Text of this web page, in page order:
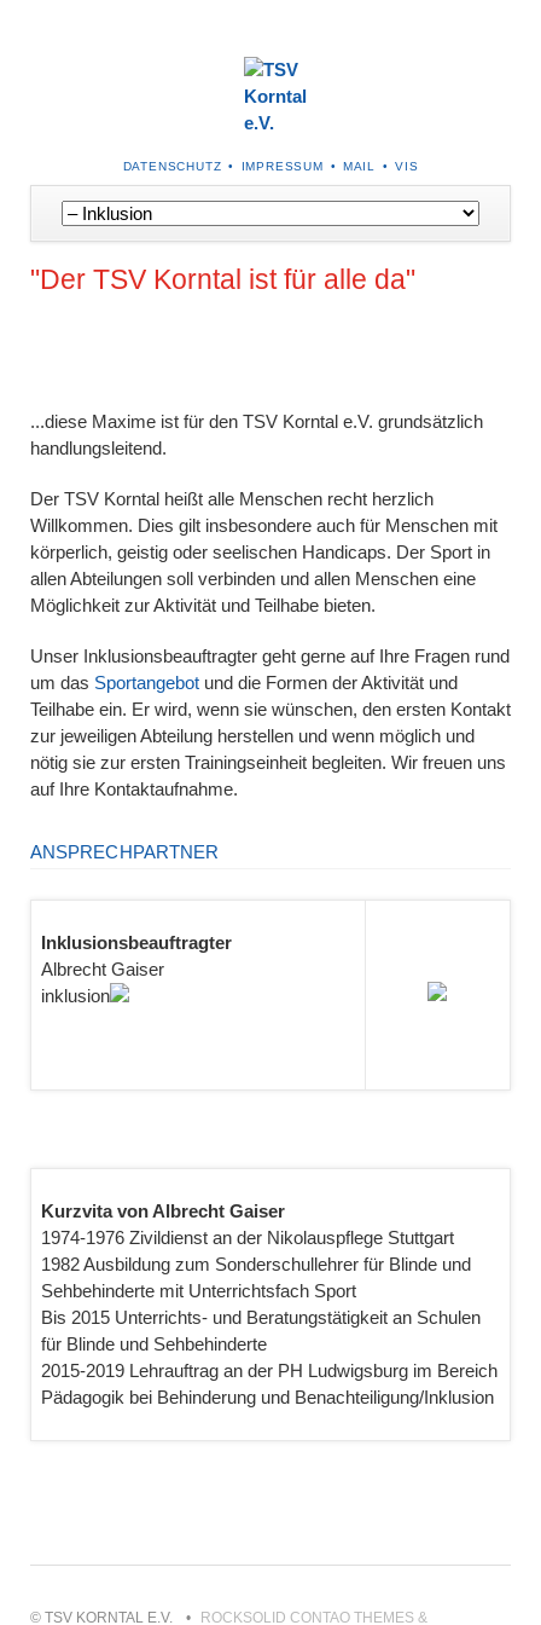
NAVIGATION
ÜBERSPRINGEN
DATENSCHUTZ IMPRESSUM MAIL VIS
Navigation
überspringen
"Der TSV Korntal ist für alle da"
...diese Maxime ist für den TSV Korntal e.V. grundsätzlich
handlungsleitend.
Der TSV Korntal heißt alle Menschen recht herzlich
Willkommen. Dies gilt insbesondere auch für Menschen mit
körperlich, geistig oder seelischen Handicaps. Der Sport in
allen Abteilungen soll verbinden und allen Menschen eine
Möglichkeit zur Aktivität und Teilhabe bieten.
Unser Inklusionsbeauftragter geht gerne auf Ihre Fragen rund
um das Sportangebot und die Formen der Aktivität und
Teilhabe ein. Er wird, wenn sie wünschen, den ersten Kontakt
zur jeweiligen Abteilung herstellen und wenn möglich und
nötig sie zur ersten Trainingseinheit begleiten. Wir freuen uns
auf Ihre Kontaktaufnahme.
ANSPRECHPARTNER
Inklusionsbeauftragter
Albrecht Gaiser
inklusion
Kurzvita von Albrecht Gaiser
1974-1976 Zivildienst an der Nikolauspflege Stuttgart
1982 Ausbildung zum Sonderschullehrer für Blinde und
Sehbehinderte mit Unterrichtsfach Sport
Bis 2015 Unterrichts- und Beratungstätigkeit an Schulen
für Blinde und Sehbehinderte
2015-2019 Lehrauftrag an der PH Ludwigsburg im Bereich
Pädagogik bei Behinderung und Benachteiligung/Inklusion
© TSV KORNTAL E.V. ROCKSOLID CONTAO THEMES &